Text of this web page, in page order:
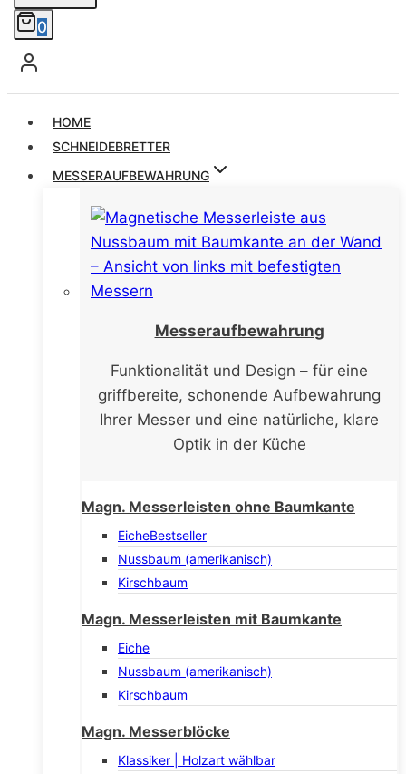
0
HOME
SCHNEIDEBRETTER
MESSERAUFBEWAHRUNG
Messeraufbewahrung
Funktionalität und Design – für eine
griffbereite, schonende Aufbewahrung
Ihrer Messer und eine natürliche, klare
Optik in der Küche
Magn. Messerleisten ohne Baumkante
EicheBestseller
Nussbaum (amerikanisch)
Kirschbaum
Magn. Messerleisten mit Baumkante
Eiche
Nussbaum (amerikanisch)
Kirschbaum
Magn. Messerblöcke
Klassiker | Holzart wählbar